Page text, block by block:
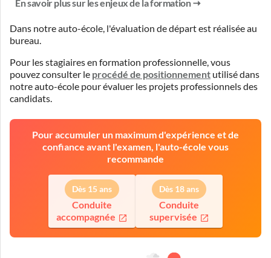
En savoir plus sur les enjeux de la formation
Dans notre auto-école, l'évaluation de départ est réaliséeau
bureau.
Pour les stagiaires en formation professionnelle, vous
pouvez consulter le procédé de positionnement utilisé dans
notre auto-école pour évaluer les projets professionnels des
candidats.
Pour accumuler un maximum d'expérience et de
confiance avant l'examen, l'auto-école vous
recommande
Dès 15 ans
Conduite
accompagnée
Dès 18 ans
Conduite
supervisée